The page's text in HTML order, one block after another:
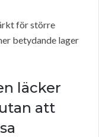
för större
betydande lager
läcker
att